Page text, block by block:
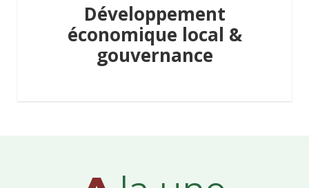
Développement
économique local &
gouvernance